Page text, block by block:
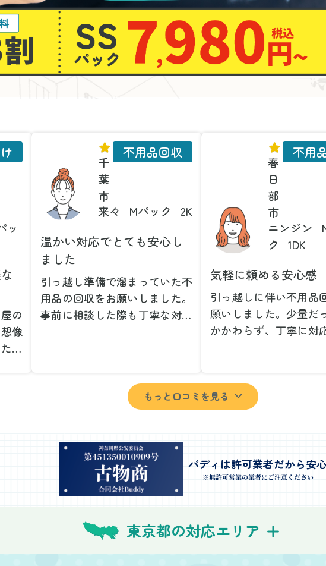
ッ
の
像
。
千
葉
市
来々
Mパック 2K
不用品回収
温かい対応でとても安心し
ました
引っ越し準備で溜まっていた不
用品の回収をお願いしました。
事前に相談した際も丁寧な対応
いものが多かったのですが、手
際よく対応していただき驚きま
ださり、作業の流れや注意点を
しっかり説明していただけたの
で、こちらも安心感を持って作
業を見守ることができました。
けないように細心の注意を払っ
春
日
部
市
ニンジン
ク
1DK
不用
気軽に頼める安心感
引っ越しに伴い不用品
願いしました。少量だ
かかわらず、丁寧に対
じてくださり、次回も
いしたいと思いました
特に、自分では持ち運
業を終えることができ
事前に見積もりを取っ
できました。引っ越し
もっと口コミを見る
バディは許可業者だから安
※無許可営業の業者にご注意ください
東京都の対応エリア